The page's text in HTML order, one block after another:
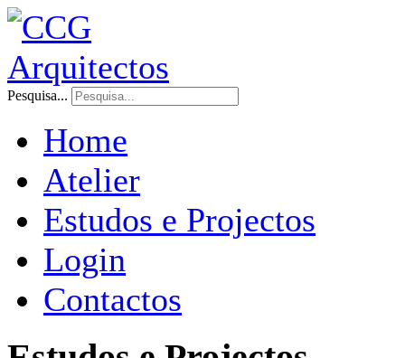
Pesquisa...
Home
Atelier
Estudos e Projectos
Login
Contactos